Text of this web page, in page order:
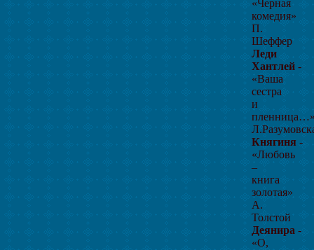
«Черная
комедия»
П.
Шеффер
Леди
Хантлей -
«Ваша
сестра
и
Княгиня -
«Любовь
–
книга
золотая»
А.
Толстой
Деянира -
«О,